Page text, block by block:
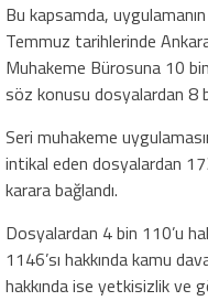
Bu kapsamda,
Temmuz tarihlerinde
Muhakeme Bürosuna 10
söz konusu dosyalardan 8
Seri muhakeme
intikal eden dosyalardan
karara bağlandı.
Dosyalardan 4 bin 110’u
1146’sı hakkında kamu
hakkında ise yetkisizlik ve